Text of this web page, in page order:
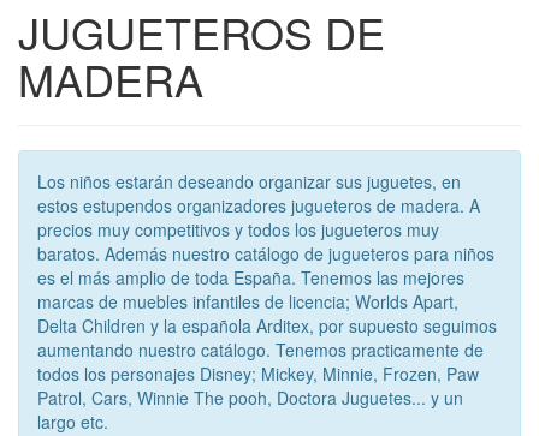
JUGUETEROS DE
MADERA
Los niños estarán deseando organizar sus juguetes, en
estos estupendos organizadores jugueteros de madera. A
precios muy competitivos y todos los jugueteros muy
baratos. Además nuestro catálogo de jugueteros para niños
es el más amplio de toda España. Tenemos las mejores
marcas de muebles infantiles de licencia; Worlds Apart,
Delta Children y la española Arditex, por supuesto seguimos
aumentando nuestro catálogo. Tenemos practicamente de
todos los personajes Disney; Mickey, Minnie, Frozen, Paw
Patrol, Cars, Winnie The pooh, Doctora Juguetes... y un
largo etc.